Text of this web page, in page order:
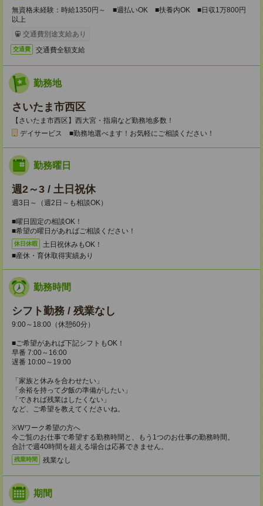
無資格未経験：時給1350円～ ■週払いOK ■扶養内OK ■日収1万800円
以上
交通費別途支給あり
交通費 交通費全額支給
勤務地
さいたま市西区
【さいたま市西区】西大宮・指扇など勤務地多数！
デイサービス ■勤務地選べます！お気軽にご相談ください！
勤務曜日
週2～3 / 土日祝休
週3日～（週2日～も相談OK）
■曜日固定の相談OK！
■希望の曜日があればご相談ください！
休日休暇
土日祝休みもOK！
■産休・育休取得実績あり
勤務時間
シフト勤務 / 残業なし
9:00～18:00（休憩60分）
■ご希望があれば下記シフトもOK！
早番 7:00～16:00
遅番 10:00～19:00
「家族と休みを合わせたい」
「余裕を持って夕飯の準備がしたい」
「できれば残業はしたくない」
など、ご希望を教えてくださいね。
※Wワーク希望の方へ
今ご覧のお仕事で希望する勤務時間と、もう1つのお仕事の勤務時間。
合計で週40時間を超える場合は応募できません。
残業時間 残業なし
期間